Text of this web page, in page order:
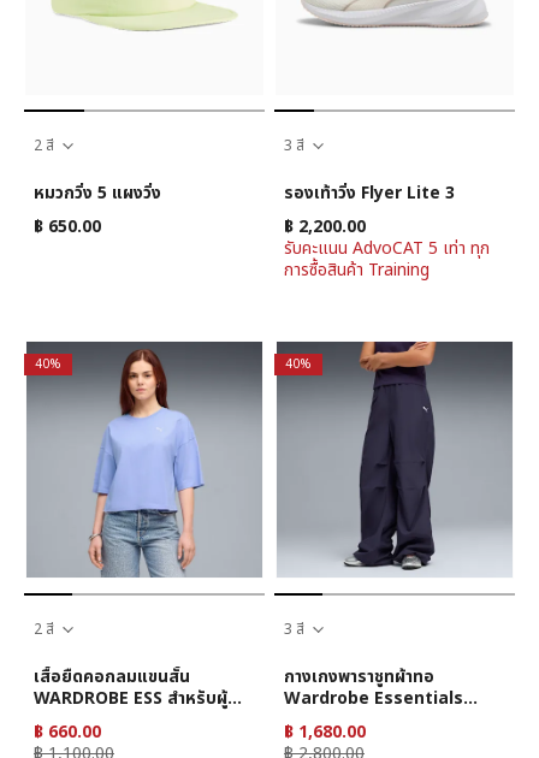
2 สี
หมวกวิ่ง 5 แผงวิ่ง
฿ 650.00
3 สี
รองเท้าวิ่ง Flyer Lite 3
฿ 2,200.00
รับคะแนน AdvoCAT 5 เท่า ทุก
การซื้อสินค้า Training
40%
2 สี
เสื้อยืดคอกลมแขนสั้น
WARDROBE ESS สำหรับผู้
หญิง
฿ 660.00
40%
3 สี
กางเกงพาราชูทผ้าทอ
Wardrobe Essentials
สำหรับผู้หญิง
฿ 1,680.00